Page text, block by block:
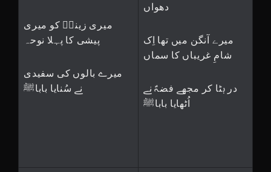
میری زینبؑ کو میری
پیشی کا پہلا نوحہ
میرے بالوں کی سفیدی
نے سُنایا باباﷺ
دھواں
میرے آنگن میں تھا اِک
شامِ غریباں کا سماں
در ہٹا کر مجھے فضہؑ نے
اُٹھایا باباﷺ